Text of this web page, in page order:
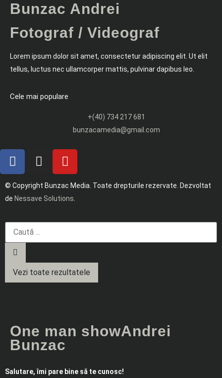
Bunzac Andrei
Fotograf / Videograf
Lorem ipsum dolor sit amet, consectetur adipiscing elit. Ut elit
tellus, luctus nec ullamcorper mattis, pulvinar dapibus leo.
Cele mai populare
+(40) 734 217 681
bunzacamedia@gmail.com
© Copyright Bunzac Media. Toate drepturile rezervate. Dezvoltat
de Nessave Solutions
Vezi toate rezultatele
One man showAndrei
Bunzac
Salutare, îmi pare bine să te cunosc!